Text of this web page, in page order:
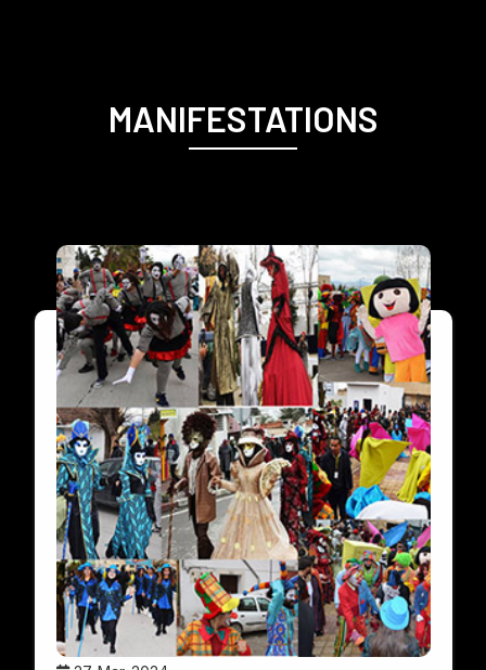
MANIFESTATIONS